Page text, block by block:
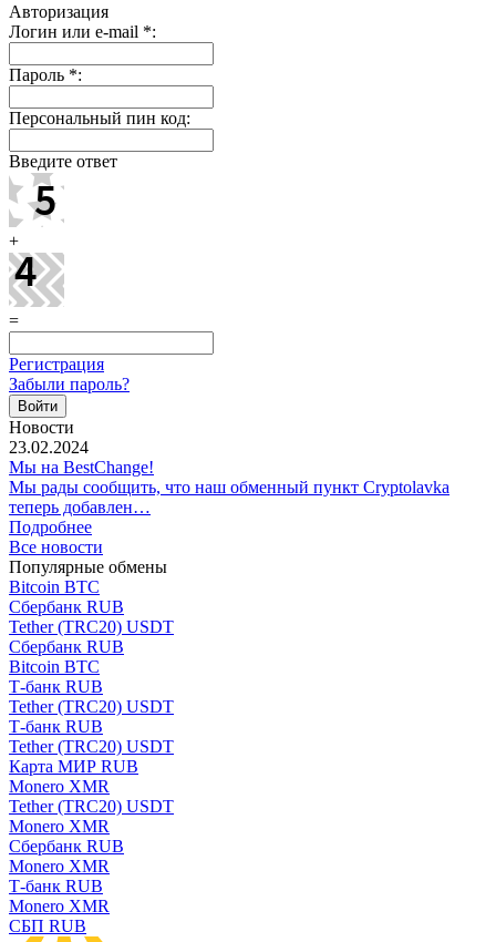
Авторизация
Логин или e-mail *:
Пароль *:
Персональный пин код:
Введите ответ
+
=
Регистрация
Забыли пароль?
Новости
23.02.2024
Мы на BestChange!
Мы рады сообщить, что наш обменный пункт Cryptolavka
теперь добавлен…
Подробнее
Все новости
Популярные обмены
Bitcoin BTC
Сбербанк RUB
Tether (TRC20) USDT
Сбербанк RUB
Bitcoin BTC
Т-банк RUB
Tether (TRC20) USDT
Т-банк RUB
Tether (TRC20) USDT
Карта МИР RUB
Monero XMR
Tether (TRC20) USDT
Monero XMR
Сбербанк RUB
Monero XMR
Т-банк RUB
Monero XMR
СБП RUB